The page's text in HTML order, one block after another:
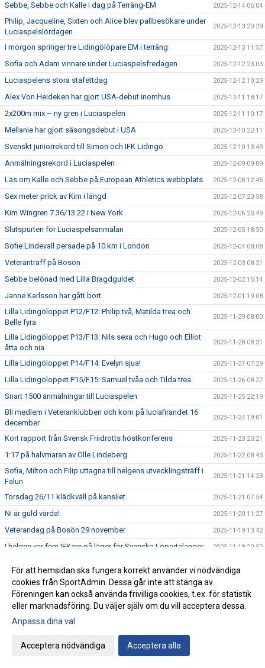
Sebbe, Sebbe och Kalle i dag på Terräng-EM 2025-12-14 06:04
Philip, Jacqueline, Sixten och Alice blev pallbesökare under
Luciaspelslördagen
2025-12-13 20:29
I morgon springer tre Lidingölöpare EM i terräng 2025-12-13 11:57
Sofia och Adam vinnare under Luciaspelsfredagen 2025-12-12 23:03
Luciaspelens stora stafettdag 2025-12-12 10:29
Alex Von Heideken har gjort USA-debut inomhus 2025-12-11 18:17
2x200m mix – ny gren i Luciaspelen 2025-12-11 10:17
Mellanie har gjort säsongsdebut i USA 2025-12-10 22:11
Svenskt juniorrekord till Simon och IFK Lidingö 2025-12-10 13:49
Anmälningsrekord i Luciaspelen 2025-12-09 09:09
Läs om Kalle och Sebbe på European Athletics webbplats 2025-12-08 12:45
Sex meter prick av Kim i längd 2025-12-07 23:58
Kim Wingren 7.36/13.22 i New York 2025-12-06 23:49
Slutspurten för Luciaspelsanmälan 2025-12-05 18:50
Sofie Lindevall persade på 10 km i London 2025-12-04 08:08
Veteranträff på Bosön 2025-12-03 08:21
Sebbe belönad med Lilla Bragdguldet 2025-12-02 15:14
Janne Karlsson har gått bort 2025-12-01 19:08
Lilla Lidingöloppet P12/F12: Philip två, Matilda trea och
Belle fyra
2025-11-29 08:00
Lilla Lidingöloppet P13/F13: Nils sexa och Hugo och Elliot
åtta och nia
2025-11-28 08:31
Lilla Lidingöloppet P14/F14: Evelyn sjua! 2025-11-27 07:29
Lilla Lidingöloppet P15/F15: Samuel tvåa och Tilda trea 2025-11-26 08:27
Snart 1500 anmälningar till Luciaspelen 2025-11-25 22:19
Bli medlem i Veteranklubben och kom på luciafirandet 16
december
2025-11-24 19:01
Kort rapport från Svensk Friidrotts höstkonferens 2025-11-23 23:21
1:17 på halvmaran av Olle Lindeberg 2025-11-22 08:43
Sofia, Milton och Filip uttagna till helgens utvecklingsträff i
Falun
2025-11-21 14:23
Torsdag 26/11 klädkväll på kansliet 2025-11-21 07:54
Ni är guld värda! 2025-11-20 11:27
Veterandag på Bosön 29 november 2025-11-19 13:42
I helgen var fem IFKare på läger för Svenska Löpartalanger 2025-11-18 20:50
ha tävla om det!!
2025-11-17 13:55
Glitter – IFK-galans tema 2025-11-16 21:18
Staffan skriver på Friidrottstorget om att friidrotten tappar i
2025-11-15 12:07
terräng
För att hemsidan ska fungera korrekt använder vi nödvändiga
cookies från SportAdmin. Dessa går inte att stänga av.
Föreningen kan också använda frivilliga cookies, t.ex. för statistik
eller marknadsföring. Du väljer själv om du vill acceptera dessa.
Anpassa dina val
Acceptera nödvändiga Acceptera alla